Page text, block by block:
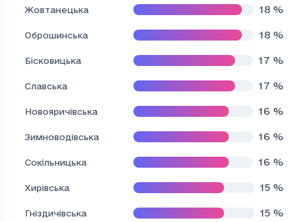
Жовтанецька 18 %
Оброшинська 18 %
Бісковицька 17 %
Славська 17 %
Новояричівська 16 %
Зимноводівська 16 %
Сокільницька 16 %
Хирівська 15 %
Гніздичівська 15 %